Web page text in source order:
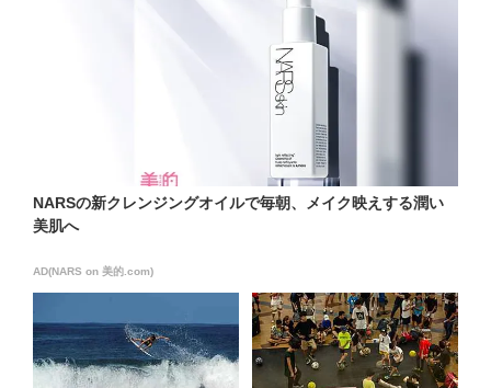
NARSの新クレンジングオイルで毎朝、メイク映えする潤い
美肌へ
AD(NARS on 美的.com)